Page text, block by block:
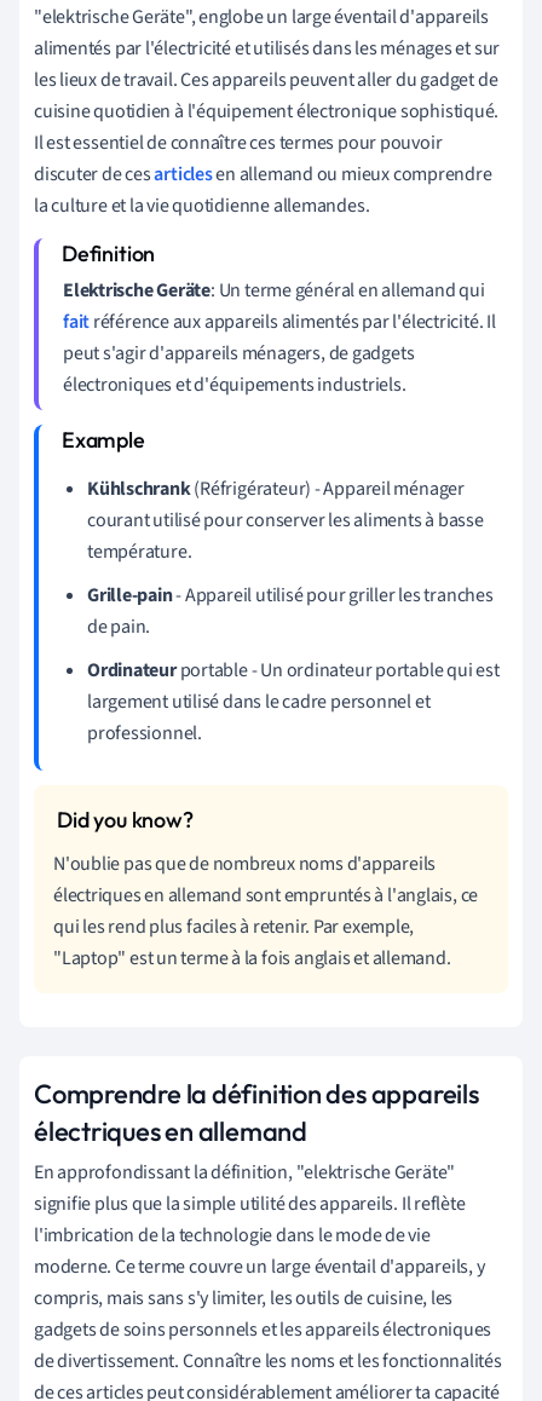
"elektrische Geräte", englobe un large éventail d'appareils
alimentés par l'électricité et utilisés dans les ménages et sur
les lieux de travail. Ces appareils peuvent aller du gadget de
cuisine quotidien à l'équipement électronique sophistiqué.
Il est essentiel de connaître ces termes pour pouvoir
discuter de cesarticlesen allemand ou mieux comprendre
la culture et la vie quotidienne allemandes.
Elektrische Geräte: Un terme général en allemand qui
faitréférence aux appareils alimentés par l'électricité. Il
peut s'agir d'appareils ménagers, de gadgets
électroniques et d'équipements industriels.
Kühlschrank(Réfrigérateur) - Appareil ménager
courant utilisé pour conserver les aliments à basse
température.
Grille-pain- Appareil utilisé pour griller les tranches
de pain.
Ordinateurportable - Un ordinateur portable qui est
largement utilisé dans le cadre personnel et
professionnel.
N'oublie pas que de nombreux noms d'appareils
électriques en allemand sont empruntés à l'anglais, ce
qui les rend plus faciles à retenir. Par exemple,
"Laptop" est un terme à la fois anglais et allemand.
Comprendre la définition des appareils
électriques en allemand
En approfondissant la définition, "elektrische Geräte"
signifie plus que la simple utilité des appareils. Il reflète
l'imbrication de la technologie dans le mode de vie
moderne. Ce terme couvre un large éventail d'appareils, y
compris, mais sans s'y limiter, les outils de cuisine, les
gadgets de soins personnels et les appareils électroniques
de divertissement. Connaître les noms et les fonctionnalités
de ces articles peut considérablement améliorer ta capacité